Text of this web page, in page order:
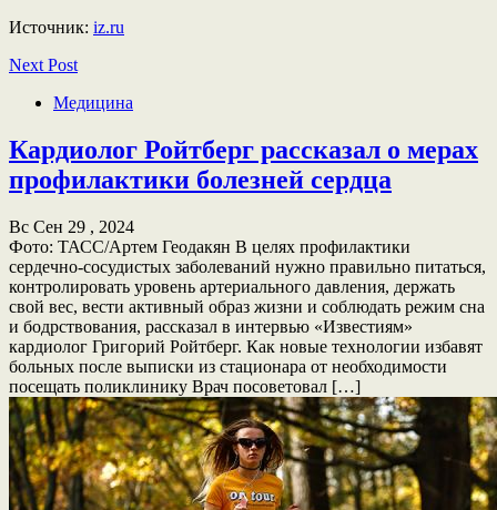
Источник: iz.ru
Next Post
Медицина
Кардиолог Ройтберг рассказал о мерах
профилактики болезней сердца
Вс Сен 29 , 2024
Фото: ТАСС/Артем Геодакян В целях профилактики
сердечно-сосудистых заболеваний нужно правильно питаться,
контролировать уровень артериального давления, держать
свой вес, вести активный образ жизни и соблюдать режим сна
и бодрствования, рассказал в интервью «Известиям»
кардиолог Григорий Ройтберг. Как новые технологии избавят
больных после выписки из стационара от необходимости
посещать поликлинику Врач посоветовал […]